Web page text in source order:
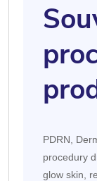
PDRN,
procedury
glow skin,